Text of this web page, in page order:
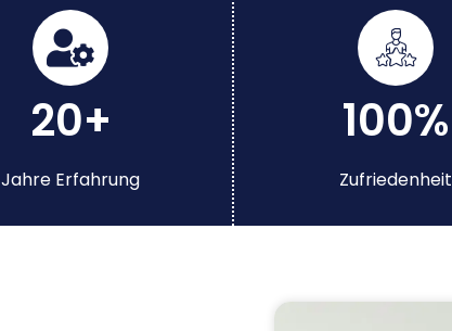
20+
Jahre Erfahrung
100%
Zufriedenheit